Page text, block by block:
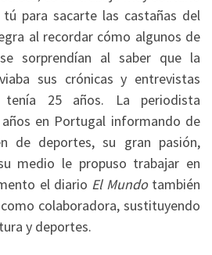
para sacarte las castañas del
al recordar cómo algunos de
sorprendían al saber que la
sus crónicas y entrevistas
25 años. La periodista
en Portugal informando de
de deportes, su gran pasión,
medio le propuso trabajar en
el diario El Mundotambién
colaboradora, sustituyendo
y deportes.